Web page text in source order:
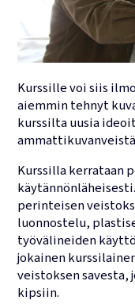
Kurssille voi siis
aiemmin tehnyt
kurssilta uusia
Kurssilla kerrataan
perinteisen
luonnostelu,
työvälineiden
jokainen
veistoksen
kipsiin.